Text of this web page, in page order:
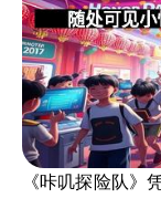
《咔叽探险队》